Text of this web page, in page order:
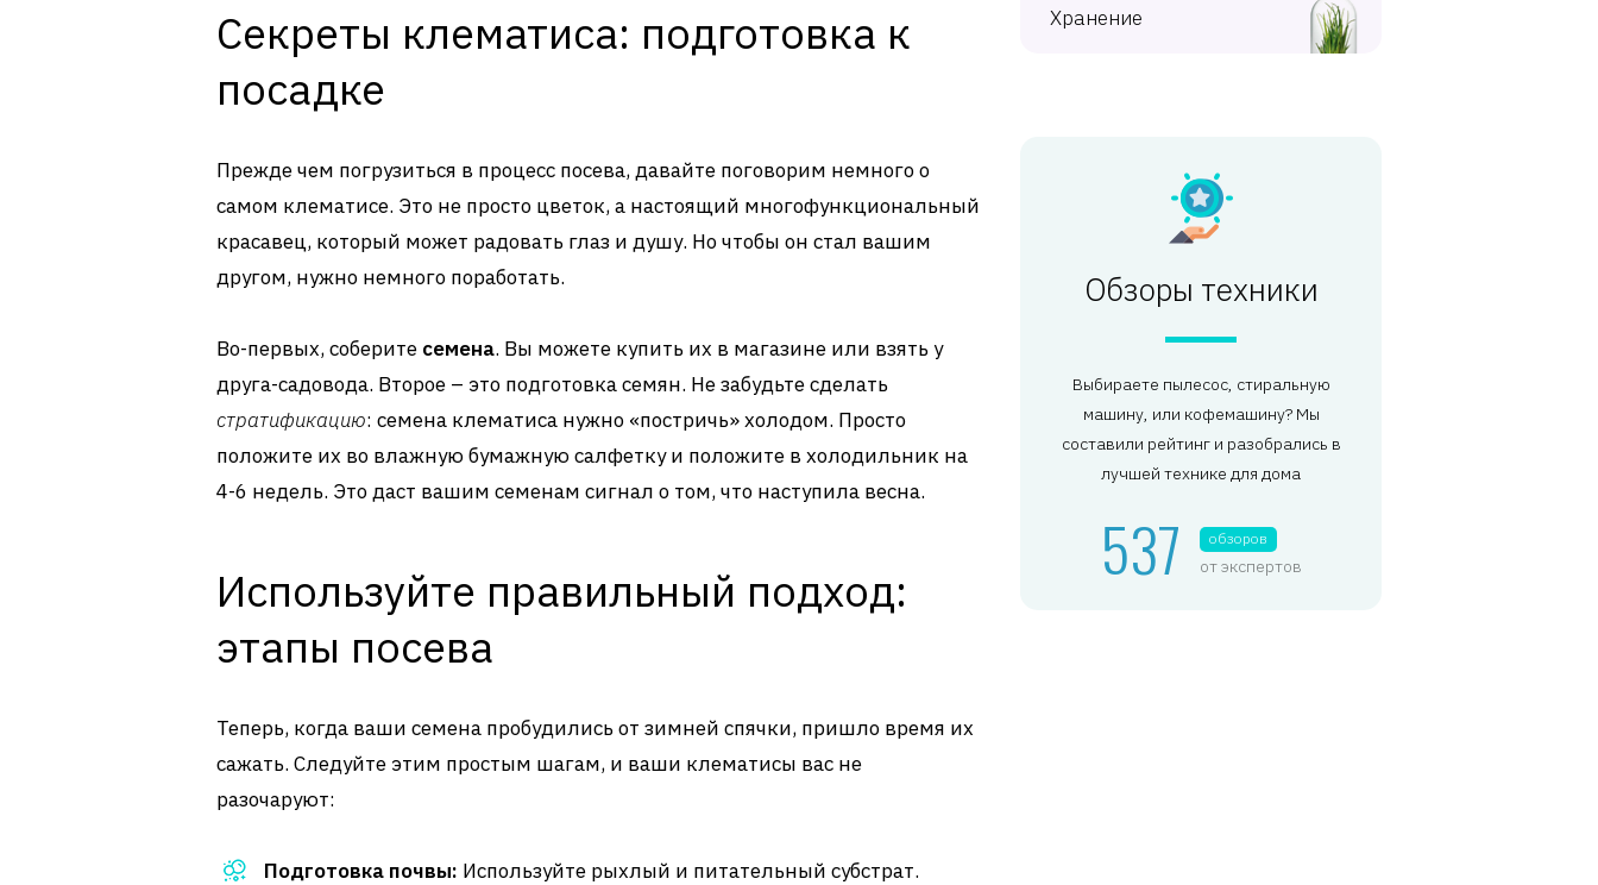
Секреты клематиса: подготовка к
посадке
Прежде чем погрузиться в процесс посева, давайте поговорим немного о
самом клематисе. Это не просто цветок, а настоящий многофункциональный
красавец, который может радовать глаз и душу. Но чтобы он стал вашим
другом, нужно немного поработать.
Во-первых, соберите семена. Вы можете купить их в магазине или взять у
друга-садовода. Второе – это подготовка семян. Не забудьте сделать
стратификацию: семена клематиса нужно «постричь» холодом. Просто
положите их во влажную бумажную салфетку и положите в холодильник на
4-6 недель. Это даст вашим семенам сигнал о том, что наступила весна.
Используйте правильный подход:
этапы посева
Теперь, когда ваши семена пробудились от зимней спячки, пришло время их
сажать. Следуйте этим простым шагам, и ваши клематисы вас не
разочаруют:
Подготовка почвы: Используйте рыхлый и питательный субстрат.
Хранение
Обзоры техники
Выбираете пылесос, стиральную
машину, или кофемашину? Мы
составили рейтинг и разобрались в
лучшей технике для дома
537 обзоров
от экспертов